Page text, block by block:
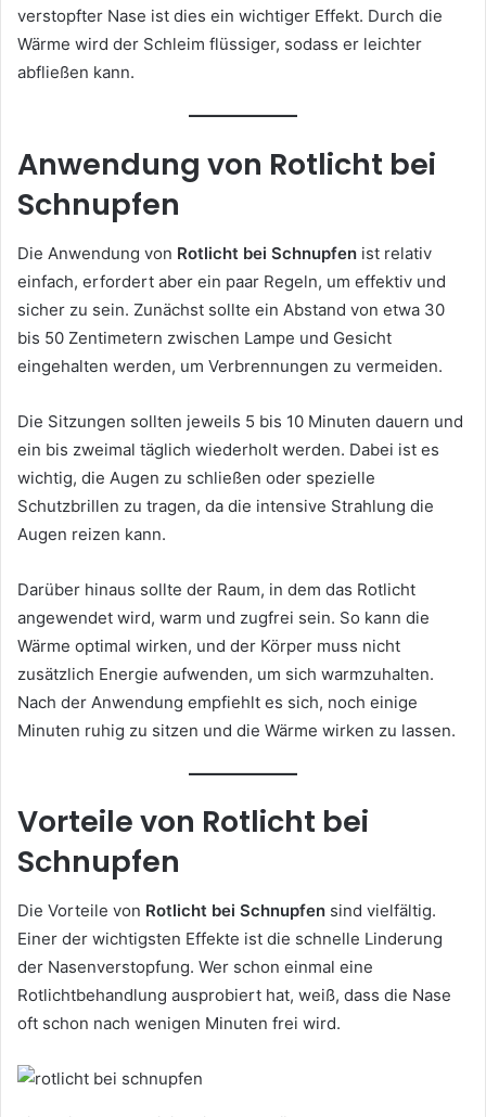
verstopfter Nase ist dies ein wichtiger Effekt. Durch die
Wärme wird der Schleim flüssiger, sodass er leichter
abfließen kann.
Anwendung von Rotlicht bei
Schnupfen
Die Anwendung von Rotlicht bei Schnupfen ist relativ
einfach, erfordert aber ein paar Regeln, um effektiv und
sicher zu sein. Zunächst sollte ein Abstand von etwa 30
bis 50 Zentimetern zwischen Lampe und Gesicht
eingehalten werden, um Verbrennungen zu vermeiden.
Die Sitzungen sollten jeweils 5 bis 10 Minuten dauern und
ein bis zweimal täglich wiederholt werden. Dabei ist es
wichtig, die Augen zu schließen oder spezielle
Schutzbrillen zu tragen, da die intensive Strahlung die
Augen reizen kann.
Darüber hinaus sollte der Raum, in dem das Rotlicht
angewendet wird, warm und zugfrei sein. So kann die
Wärme optimal wirken, und der Körper muss nicht
zusätzlich Energie aufwenden, um sich warmzuhalten.
Nach der Anwendung empfiehlt es sich, noch einige
Minuten ruhig zu sitzen und die Wärme wirken zu lassen.
Vorteile von Rotlicht bei
Schnupfen
Die Vorteile von Rotlicht bei Schnupfen sind vielfältig.
Einer der wichtigsten Effekte ist die schnelle Linderung
der Nasenverstopfung. Wer schon einmal eine
Rotlichtbehandlung ausprobiert hat, weiß, dass die Nase
oft schon nach wenigen Minuten frei wird.